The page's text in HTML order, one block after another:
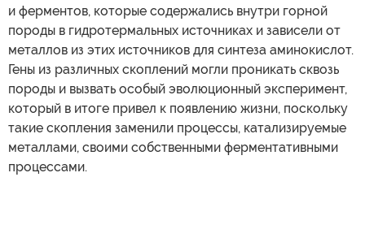
и ферментов, которые содержались внутри горной
породы в гидротермальных источниках и зависели от
металлов из этих источников для синтеза аминокислот.
Гены из различных скоплений могли проникать сквозь
породы и вызвать особый эволюционный эксперимент,
который в итоге привел к появлению жизни, поскольку
такие скопления заменили процессы, катализируемые
металлами, своими собственными ферментативными
процессами.